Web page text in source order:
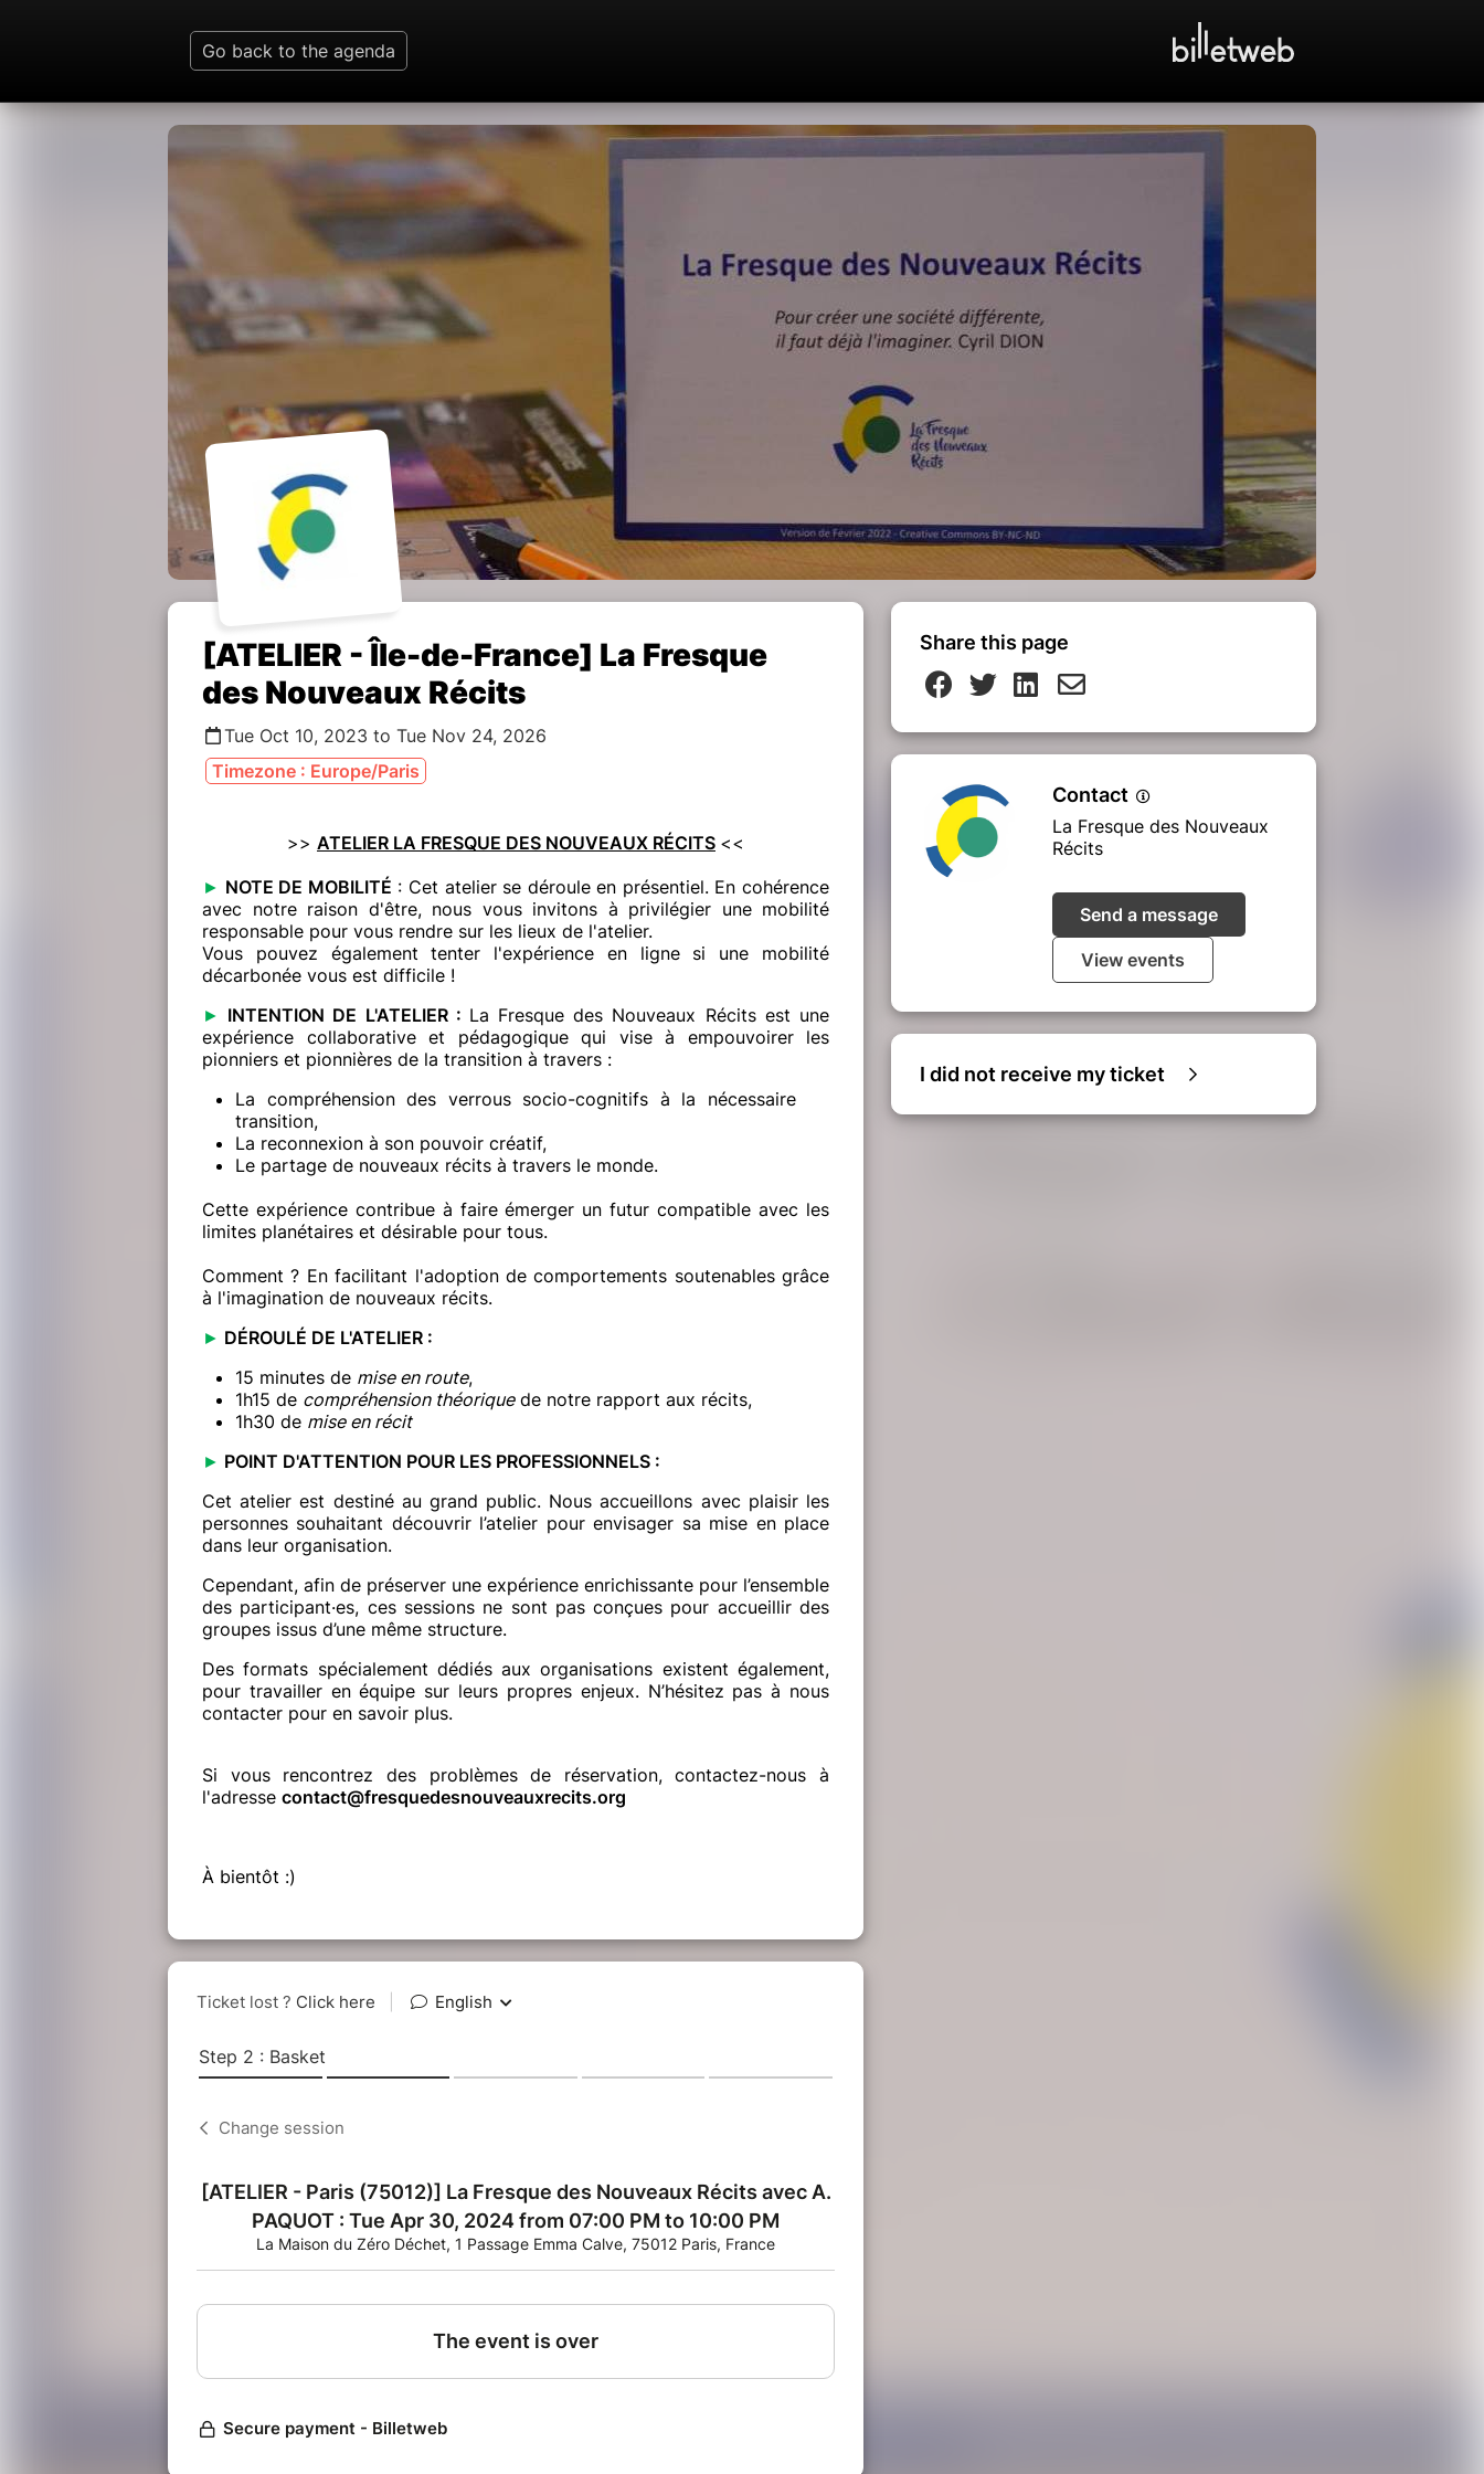
Go back to the agenda
[ATELIER - Île-de-France] La Fresque
des Nouveaux Récits
Tue Oct 10, 2023 to Tue Nov 24, 2026
Timezone : Europe/Paris
>> ATELIER LA FRESQUE DES NOUVEAUX RÉCITS <<
► NOTE DE MOBILITÉ : Cet atelier se déroule en présentiel. En cohérence
avec notre raison d'être, nous vous invitons à privilégier une mobilité
responsable pour vous rendre sur les lieux de l'atelier.
Vous pouvez également tenter l'expérience en ligne si une mobilité
décarbonée vous est difficile !
► INTENTION DE L'ATELIER : La Fresque des Nouveaux Récits est une
expérience collaborative et pédagogique qui vise à empouvoirer les
pionniers et pionnières de la transition à travers :
La compréhension des verrous socio-cognitifs à la nécessaire
transition,
La reconnexion à son pouvoir créatif,
Le partage de nouveaux récits à travers le monde.
Cette expérience contribue à faire émerger un futur compatible avec les
limites planétaires et désirable pour tous.
Comment ? En facilitant l'adoption de comportements soutenables grâce
à l'imagination de nouveaux récits.
► DÉROULÉ DE L'ATELIER :
15 minutes de mise en route,
1h15 de compréhension théoriquede notre rapport aux récits,
1h30 de mise en récit
► POINT D'ATTENTION POUR LES PROFESSIONNELS :
Cet atelier est destiné au grand public. Nous accueillons avec plaisir les
personnes souhaitant découvrir l’atelier pour envisager sa mise en place
dans leur organisation.
Cependant, afin de préserver une expérience enrichissante pour l’ensemble
des participant·es, ces sessions ne sont pas conçues pour accueillir des
groupes issus d’une même structure.
Des formats spécialement dédiés aux organisations existent également,
pour travailler en équipe sur leurs propres enjeux. N’hésitez pas à nous
contacter pour en savoir plus.
Si vous rencontrez des problèmes de réservation, contactez-nous à
l'adresse contact@fresquedesnouveauxrecits.org
À bientôt :)
Share this page
Contact
La Fresque des Nouveaux
Récits
Send a message
View events
I did not receive my ticket